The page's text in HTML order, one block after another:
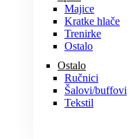
Majice
Kratke hlače
Trenirke
Ostalo
Ostalo
Ručnici
Šalovi/buffovi
Tekstil